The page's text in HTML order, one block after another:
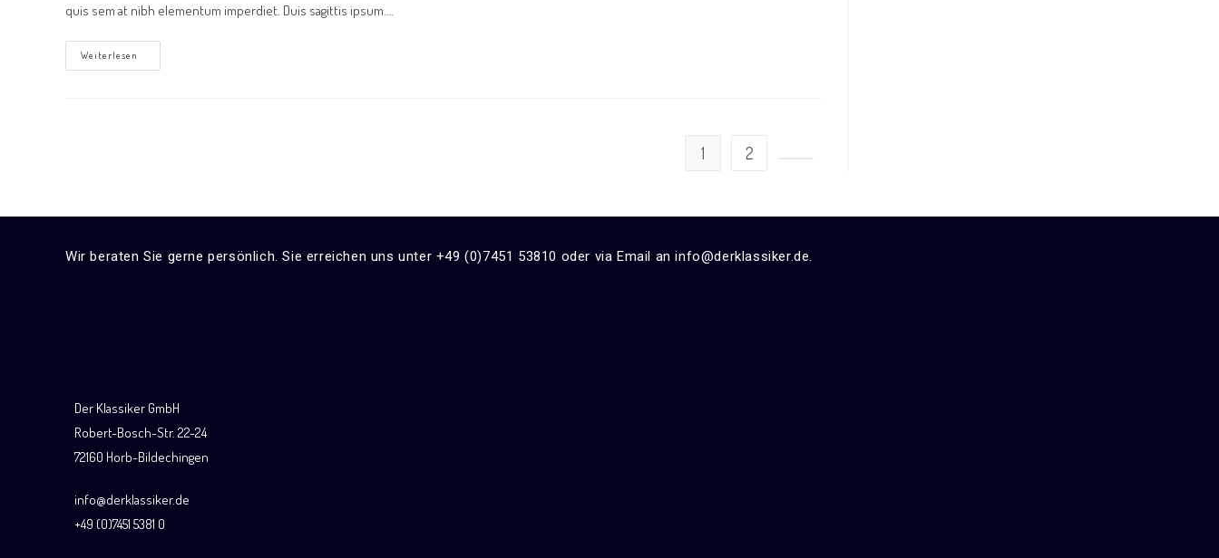
quis sem at nibh elementum imperdiet. Duis sagittis ipsum.…
Weiterlesen
1 2
Wir beraten Sie gerne persönlich. Sie erreichen uns unter +49 (0)7451 53810 oder via Email an info@derklassiker.de.
Der Klassiker GmbH
Robert-Bosch-Str. 22-24
72160 Horb-Bildechingen
info@derklassiker.de
+49 (0)7451 5381 0